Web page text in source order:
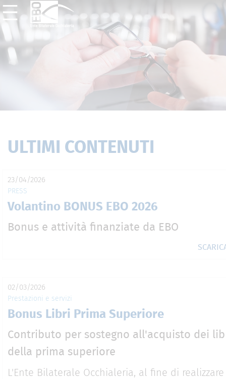
ULTIMI CONTENUTI
23/04/2026
PRESS
Volantino BONUS EBO 2026
Bonus e attività finanziate da EBO
02/03/2026
Prestazioni e servizi
Bonus Libri Prima Superiore
Contributo per sostegno all'acquisto dei
della prima superiore
L'Ente Bilaterale Occhialeria, al fine di